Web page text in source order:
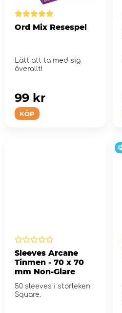
Ord Mix Resespel
Lätt att ta med sig
överallt!
KÖP
99 kr
Sleeves Arcane
Tinmen - 70 x 70
mm Non-Glare
50 sleeves i storleken
Square.